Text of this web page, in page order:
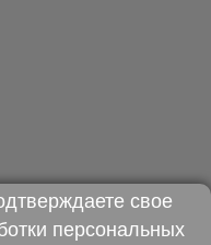
свое
персональных